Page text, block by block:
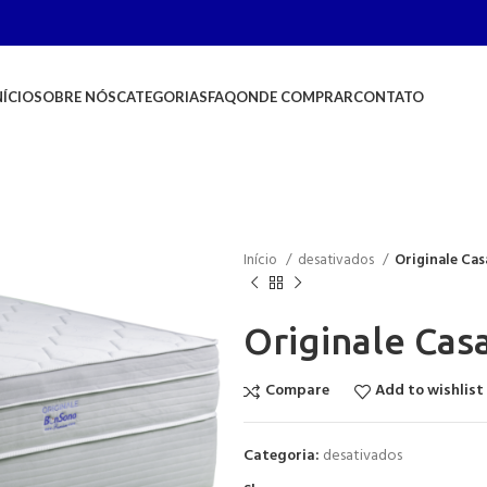
SOBRE NÓSCATEGORIASFAQONDE COMPRARCONTATO
Início desativados Originale
Originale
Compare Add to wishlist
Categoria: desativados